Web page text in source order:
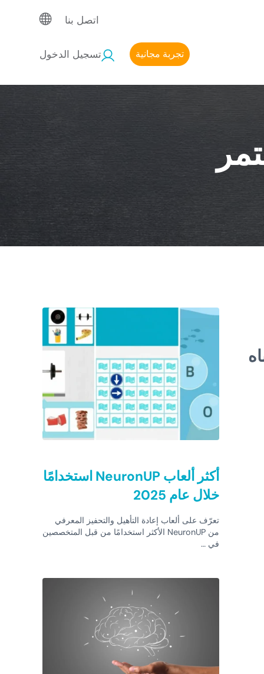
تجربة مجانية تسجيل الدخول
اتصل بنا
Sidebar
أكثر ألعاب NeuronUP استخدامًا
خلال عام 2025
تعرّف على ألعاب إعادة التأهيل والتحفيز المعرفي
من NeuronUP الأكثر استخدامًا من قبل المتخصصين
في …